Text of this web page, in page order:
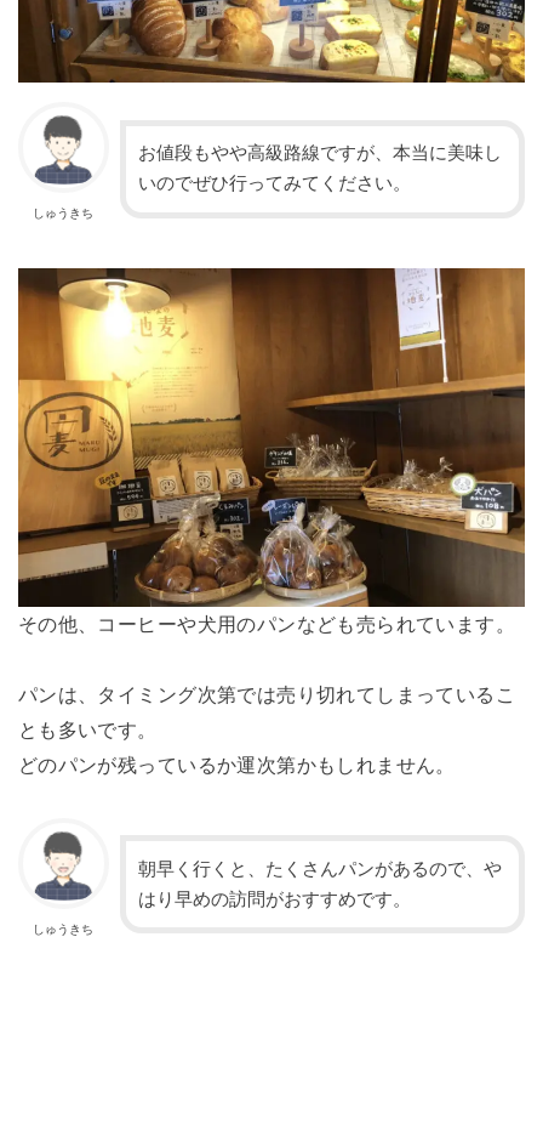
しゅうきち
お値段もやや高級路線ですが、本当に美味し
いのでぜひ行ってみてください。
その他、コーヒーや犬用のパンなども売られています。
パンは、タイミング次第では売り切れてしまっているこ
とも多いです。
どのパンが残っているか運次第かもしれません。
しゅうきち
朝早く行くと、たくさんパンがあるので、や
はり早めの訪問がおすすめです。